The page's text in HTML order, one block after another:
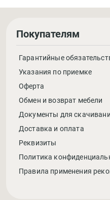
Покупателям
Гарантийные
Указания по приемке
Оферта
Обмен и возврат мебели
Документы для
Доставка и оплата
Реквизиты
Политика
Правила применения